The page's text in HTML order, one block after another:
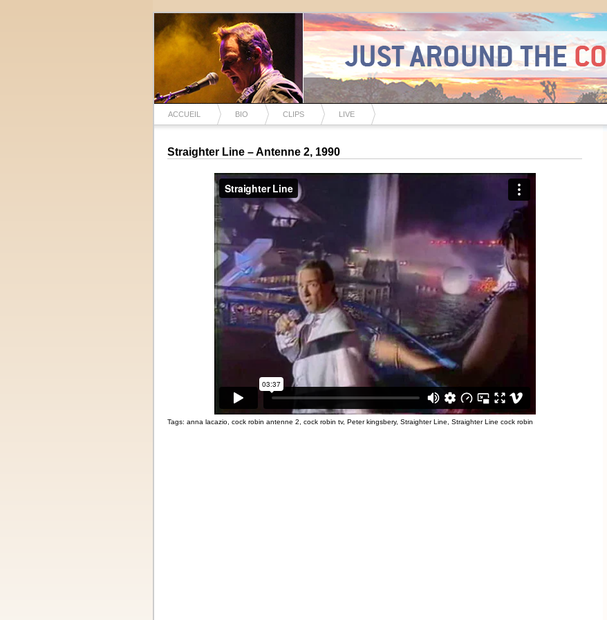
ACCUEIL BIO CLIPS LIVE
Straighter Line – Antenne 2, 1990
Tags: anna lacazio cock robin antenne 2 cock robin tv, Peter kingsbery, Straighter Line Straighter Line cock robin